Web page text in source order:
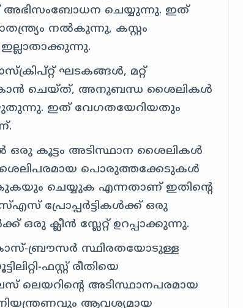
അഭിസംബോധന ചെയ്യുന്നു. ഇത്
നൽകുന്നു, കസ്റ്റം
ഘടകങ്ങൾ, മറ്റ്
സ്കാൻ ചെയ്ത്, അനുബന്ധ ശൈലികൾ
ഇത് വേഗതയേറിയതും
ഒരു കൂട്ടം അടിസ്ഥാന ശൈലികൾ
പൊരുത്തക്കേടുകൾ
ചെയ്യുക എന്നതാണ് ഇതിന്റെ
പ്രോപ്പർട്ടികൾക്ക് ഒരു
ഒരു ക്ലീൻ സ്ലേറ്റ് ഉറപ്പാക്കുന്നു.
ബ്രൗസർ സ്ഥിരതയോടുള്ള
ഫസ്റ്റ് രീതിയെ
ലെയറിന്റെ അടിസ്ഥാനപരമായ
ആവശ്യമായ